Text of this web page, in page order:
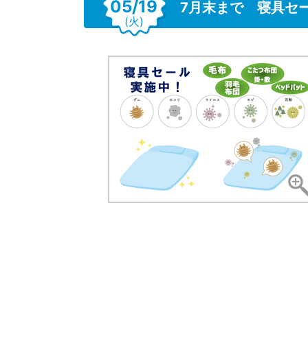
7月末まで 寝具セ
05/19
(火)